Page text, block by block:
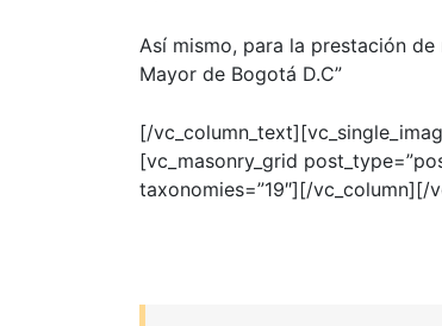
Así mismo, para la prestación
Mayor de Bogotá D.C”
[/
[vc_masonry_grid
taxonomies=”19″][/vc_column][/